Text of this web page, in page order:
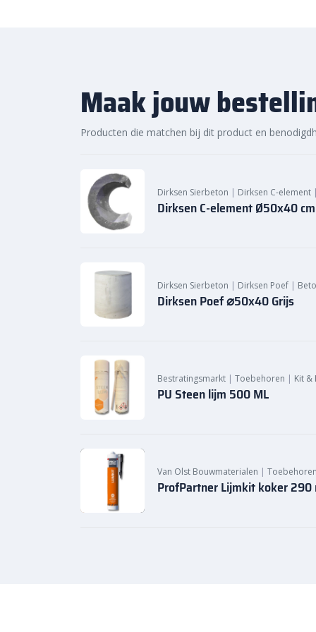
Maak jouw
Producten die matchen bij dit product en
Dirksen Sierbeton | Dirksen C-element |
Dirksen C-element Ø50x40
Dirksen Sierbeton | Dirksen Poef |
Dirksen Poef ⌀50x40 Grijs
Bestratingsmarkt | Toebehoren | Kit &
PU Steen lijm 500 ML
Van Olst Bouwmaterialen | Toebehoren
ProfPartner Lijmkit koker